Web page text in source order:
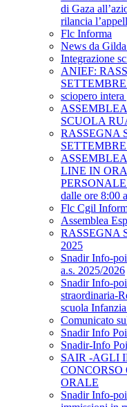
di Gaza
rilancia
Flc Informa
News da
Integrazione
ANIEF:
sciopero
SCUOLA
RASSEGNA
LINE IN
PERSONALE
dalle ore 8:00
Flc Cgil
Assemblea
RASSEGNA
2025
Snadir Info-
a.s. 2025/2026
Snadir Info-
straordinaria-
scuola
Comunicato
Snadir Info
Snadir-Info
SAIR -AGLI
CONCORSO
ORALE
Snadir Info-